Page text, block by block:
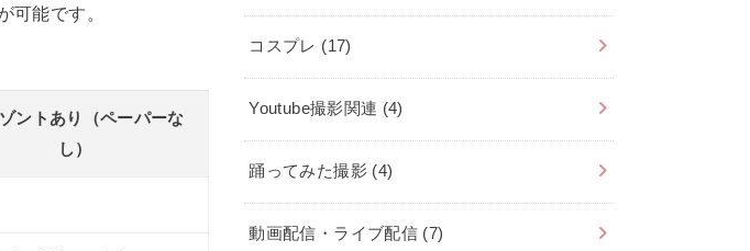
可能です。
ントあり（ペーパーな
し）
コスプレ (17)
Youtube撮影関連 (4)
踊ってみた撮影 (4)
動画配信・ライブ配信 (7)